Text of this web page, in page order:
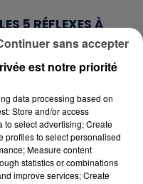
5 RÉFLEXES À
ÉVITER
DU 12 AOÛT : LA
LUNETTES DE...
est notre priorité
data processing based on
Store and/or access
to select advertising; Create
profiles to select personalised
Measure content
statistics or combinations
improve services; Create
sans accepter